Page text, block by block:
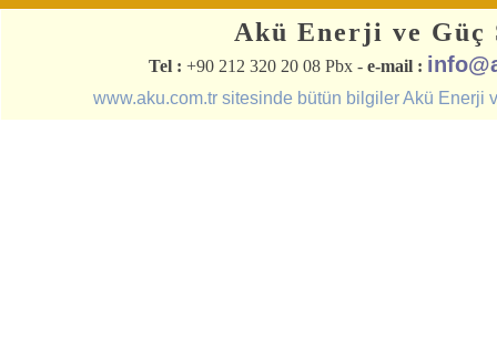
Akü Enerji ve
Tel : +90 212 320 20 08 Pbx - e-mail :
www.aku.com.tr sitesinde bütün bilgiler Akü Enerji